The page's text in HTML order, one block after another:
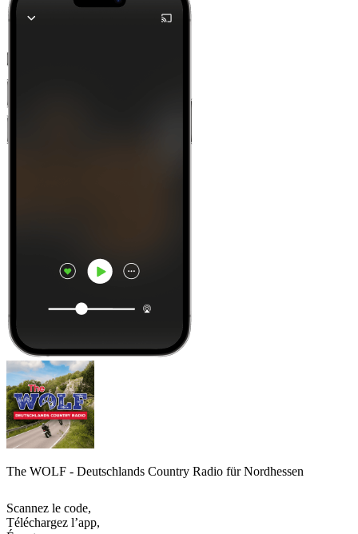
The WOLF - Deutschlands Country Radio für Nordhessen
Scannez le code,
Téléchargez l’app,